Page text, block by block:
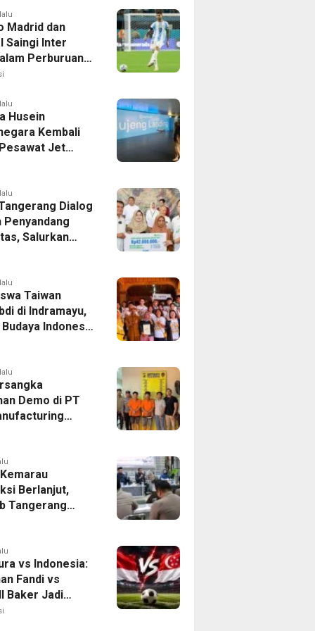
Madrid dan
Saingi Inter
Perburuan
Husein
Kembali
Jet
Agustus 2026,
Denpasar
Dialog
Penyandang
Salurkan
dan Tampung
Taiwan
di Indramayu,
Indonesia
Pekerja
Demo di PT
Ditahan, Polda
Pengelolaan
Berlanjut,
Tangerang
Langkah
vs Indonesia:
Fandi vs
Baker Jadi
di Piala AFF